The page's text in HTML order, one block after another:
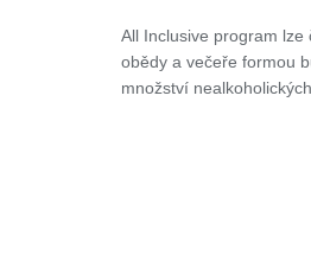
All Inclusive program
obědy a večeře formou
množství